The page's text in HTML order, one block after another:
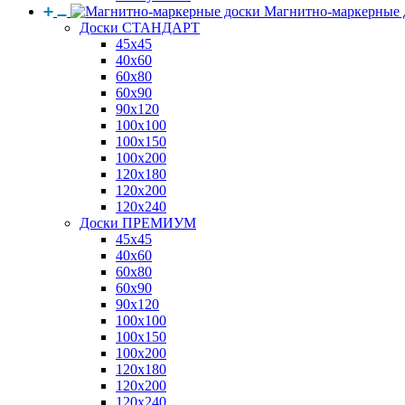
Магнитно-маркерные
Доски СТАНДАРТ
45x45
40x60
60x80
60x90
90x120
100x100
100x150
100x200
120x180
120x200
120x240
Доски ПРЕМИУМ
45x45
40x60
60x80
60x90
90x120
100x100
100x150
100x200
120x180
120x200
120x240